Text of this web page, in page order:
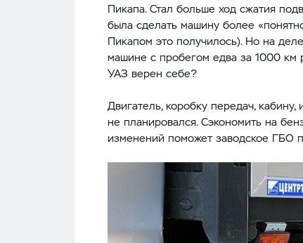
Пикапа. Стал больше ход сжатия
была сделать машину более
Пикапом это получилось). Но на
машине с пробегом едва за 1000 км
УАЗ верен себе?
Двигатель, коробку передач,
не планировался. Сэкономить на
изменений поможет заводское ГБО